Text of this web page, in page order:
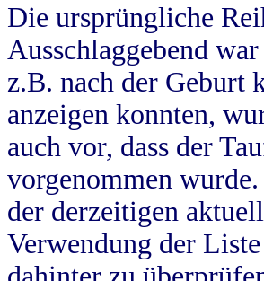
Die ursprüngliche
Ausschlaggebend
z.B. nach der Geburt
anzeigen konnten,
auch vor, dass der
vorgenommen
der derzeitigen
Verwendung der